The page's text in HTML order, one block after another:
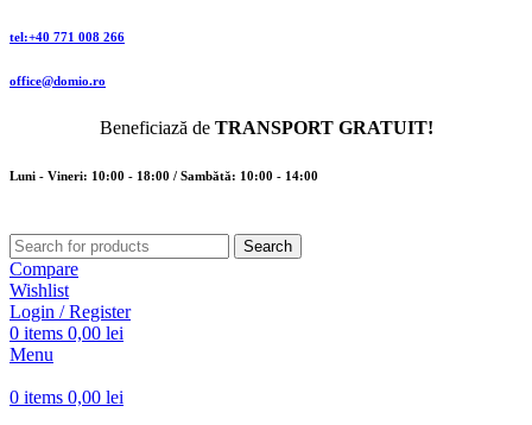
tel:+40 771 008 266
office@domio.ro
Beneficiază de TRANSPORT GRATUIT!
Luni - Vineri: 10:00 - 18:00 / Sambătă: 10:00 - 14:00
Search
Compare
Wishlist
Login / Register
0 items 0,00 lei
Menu
0 items 0,00 lei